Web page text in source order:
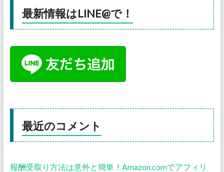
最新情報はLINE@で！
最近のコメント
報酬受取り方法は意外と簡単！Amazon.comでアフィリ